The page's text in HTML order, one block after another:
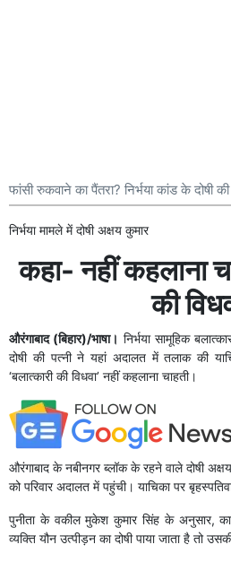
फांसी रुकवाने का पैंतरा? निर्भया कांड के दोषी
निर्भया मामले में दोषी अक्षय कुमार
कहा- नहीं कहलाना
की
औरंगाबाद (बिहार)/भाषा। निर्भया सामूहिक
दोषी की पत्नी ने यहां अदालत में तलाक की
‘बलात्कारी की विधवा’ नहीं कहलाना चाहती।
औरंगाबाद के नबीनगर ब्लॉक के रहने वाले दोषी
को परिवार अदालत में पहुंची। याचिका पर
पुनीता के वकील मुकेश कुमार सिंह के अनुसार,
व्यक्ति यौन उत्पीड़न का दोषी पाया जाता है तो